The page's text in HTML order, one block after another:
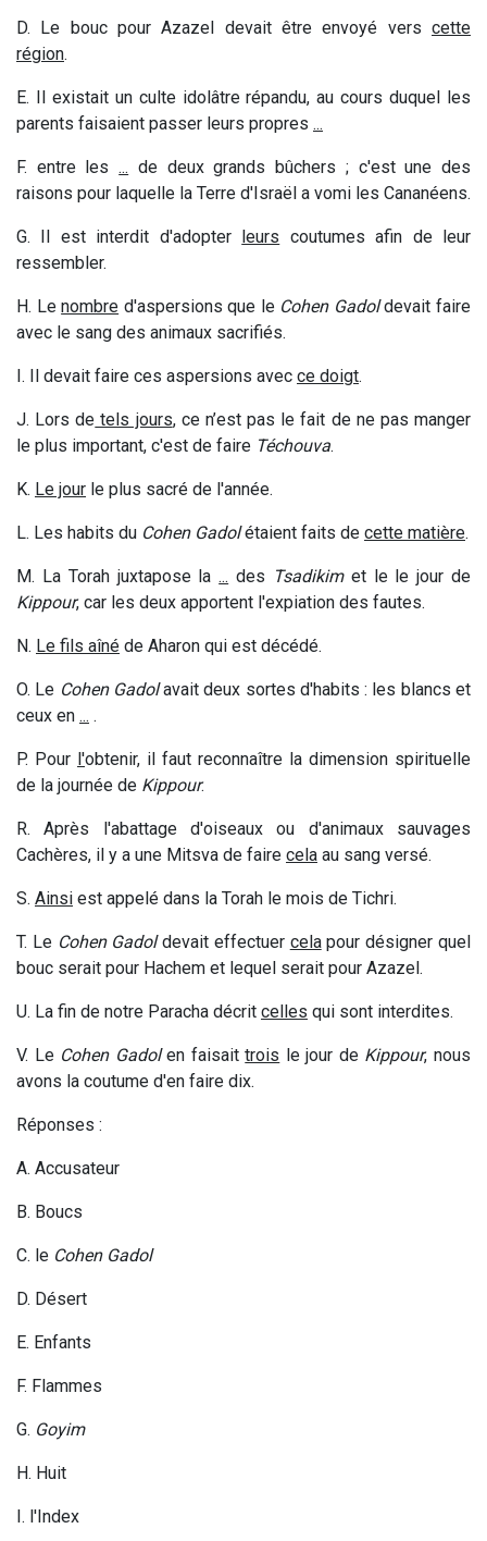
D. Le bouc pour Azazel devait être envoyé vers cette
région.
E. Il existait un culte idolâtre répandu, au cours duquel les
parents faisaient passer leurs propres ...
F. entre les ... de deux grands bûchers ; c'est une des
raisons pour laquelle la Terre d'Israël a vomi les Cananéens.
G. Il est interdit d'adopter leurs coutumes afin de leur
ressembler.
H. Lenombre d'aspersions que leCohen Gadoldevait faire
avec le sang des animaux sacrifiés.
I. Il devait faire ces aspersions avec ce doigt.
J. Lors de tels jours, ce n’est pas le fait de ne pas manger
le plus important, c'est de faire Téchouva.
K. Le jour le plus sacré de l'année.
L. Les habits du Cohen Gadolétaient faits de cette matière.
M. La Torah juxtapose la ... des Tsadikimet le le jour de
Kippour, car les deux apportent l'expiation des fautes.
N. Le fils aîné de Aharon qui est décédé.
O. Le Cohen Gadolavait deux sortes d'habits : les blancs et
ceux en ... .
P. Pour l'obtenir, il faut reconnaître la dimension spirituelle
de la journée de Kippour.
R. Après l'abattage d'oiseaux ou d'animaux sauvages
Cachères, il y a une Mitsva de faire cela au sang versé.
S. Ainsi est appelé dans la Torah le mois de Tichri.
T. Le Cohen Gadoldevait effectuer celapour désigner quel
bouc serait pour Hachem et lequel serait pour Azazel.
U. La fin de notre Paracha décrit celles qui sont interdites.
V. Le Cohen Gadolen faisaittrois le jour de Kippour, nous
avons la coutume d'en faire dix.
Réponses :
A. Accusateur
B. Boucs
C. le Cohen Gadol
D. Désert
E. Enfants
F. Flammes
G. Goyim
H. Huit
I. l'Index